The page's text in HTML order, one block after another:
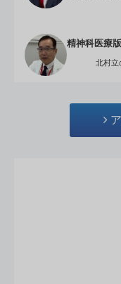
精神科医療
北村立